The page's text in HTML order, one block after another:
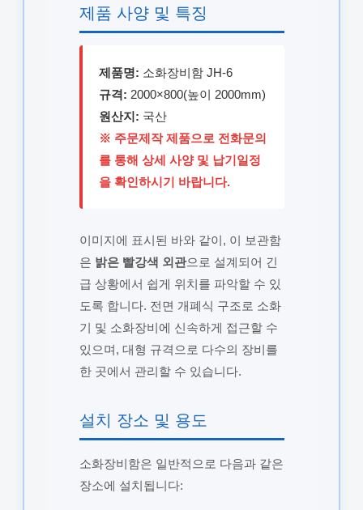
제품 사양 및 특징
제품명: 소화장비함 JH-6
규격: 2000×800(높이 2000mm)
원산지: 국산
※ 주문제작 제품으로 전화문의
를 통해 상세 사양 및 납기일정
을 확인하시기 바랍니다.
이미지에 표시된 바와 같이, 이 보관함
은 밝은 빨강색 외관으로 설계되어 긴
급 상황에서 쉽게 위치를 파악할 수 있
도록 합니다. 전면 개폐식 구조로 소화
기 및 소화장비에 신속하게 접근할 수
있으며, 대형 규격으로 다수의 장비를
한 곳에서 관리할 수 있습니다.
설치 장소 및 용도
소화장비함은 일반적으로 다음과 같은
장소에 설치됩니다: